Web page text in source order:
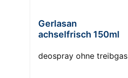
Gerlasan
achselfrisch 150ml
deospray ohne treibgas